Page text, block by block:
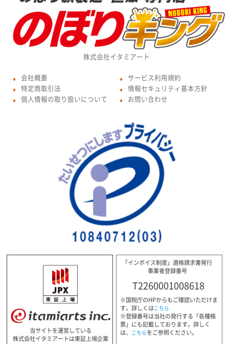
株式会社イタミアート
● 会社概要
● 特定商取引法
● 個人情報の取り扱いについて
● サービス利用規約
● 情報セキュリティ基本方針
● お問い合わせ
当サイトを運営している
株式会社イタミアートは東証上場企業
「インボイス制度」適格請求書発行
事業者登録番号
T2260001008618
※国税庁のHPからもご確認いただけま
す。詳しくはこちら
※登録番号は当社の発行する「各種帳
票」にも記載しております。詳しく
は、 こちらをご参照ください。